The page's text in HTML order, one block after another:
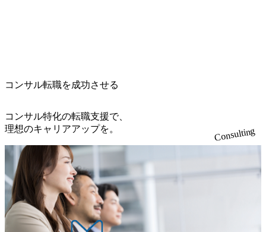
keto_kajita/)） 多様なメンバー、多様なプロジェクトによる
も関わらず、外資系戦略コンサルティングファームや総合
系コンサルティングファームをはじめ、メーカー、ITベン
チャー、外資系金融機関など多彩な出自で構成されてお
り、常に刺激を受けながらプロジェクトワークが可能 総合
コンサルティングファームの名の通り、全方位のクライア
ントに対して様々なプロジェクトが存在しており、手を上
げれば常に新しいテーマのチャレンジ機会を提供している
（ワンプール制） そのため、全体の離職率10％以下、未経
験3年未満の離職率は0％と驚異の定着率を誇る 大手ファー
ムと同水準以上の報酬制度であり、ファーム経験者の場合
※顔出しは不要です。ご質問頂く際のみ、顔出ししていた
ている。 <u>ワンプール制</u>を取っており、業界の枠に縛
り、<u>営業活動に工数を割かれることなくデリバリーに注
力可能</u> 従業員満足度を非常に重視しており、意にそぐ
わないプロジェクトにアサインされてしまった場合、半強
制的に別のプロジェクトに異動することが可能。その結
果、<u>退職率も10%程度</u>(他社平均は2～30%程度) 残業
時間は<u>平均30時間程度。</u>バリューが出ていないから
残業代をつけさせないといったことはしない DE&Iにおいて
は女性活用や外国人/高齢者/障碍者などさまざまなバックグ
ラウンドを持つメンバーの働く環境を整えている SDGsの推
進にも積極的で、プロボノ支援等を行っている 部活動も活
コンサル転職を成功させる
コンサル特化の転職支援で、
理想のキャリアアップを。
Consulting